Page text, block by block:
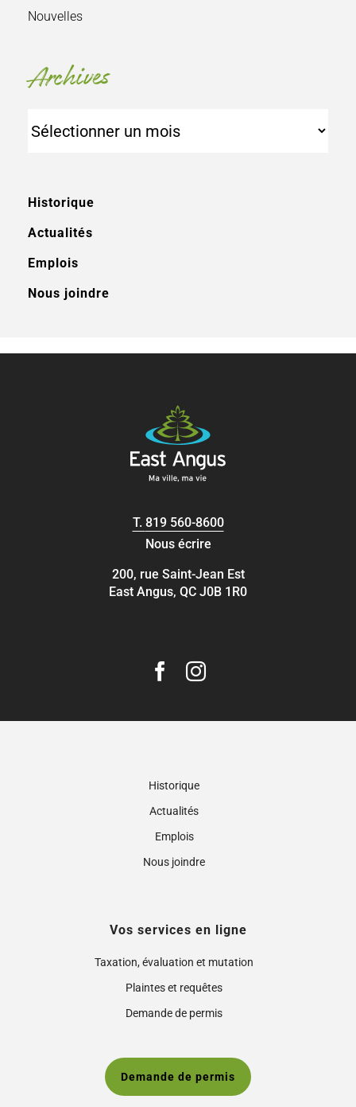
Nouvelles
Archives
Historique
Actualités
Emplois
Nous joindre
T. 819 560-8600
Nous écrire
200, rue Saint-Jean Est
East Angus, QC J0B 1R0
Historique
Actualités
Emplois
Nous joindre
Vos services en ligne
Taxation, évaluation et mutation
Plaintes et requêtes
Demande de permis
Demande de permis